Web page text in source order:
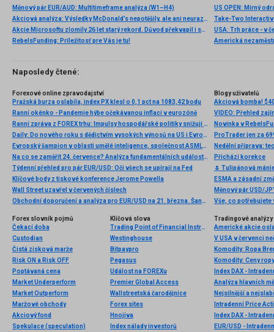
Měnový pár EUR/AUD: Multitimeframe analýza (W1–H4)
Akciová analýza: Výsledky McDonald’s nepotěšily, ale ani neurazily. Jakou vizi společnost prezentovala?
Akcie Microsoftu zlomily 26 let starý rekord. Důvod překvapil i samotné investory
RebelsFunding: Príležitosť pre Vás je tu!
US OPEN: Mírný
Americká
Naposledy čtené:
Forexové online zpravodajství
Pražská burza oslabila, index PX klesl o 0,1 pct na 1083,42 bodu
Ranní okénko - Pandemie hýbe očekávanou inflací v eurozóně
Ranní zpráva z FOREX trhu: Impulsy hospodářské politiky snižují nejistotu
Daily: Do nového roku s dědictvím vysokých výnosů na US i Evropských dluhopisech
Evropský šampion v oblasti umělé inteligence, společnost ASML, zaznamenává zvýšenou poptávku po svém zařízení na výrobu čipů
Na co se zaměřit 24. července? Analýza fundamentálních událostí pro začátečníky
Týdenní přehled pro pár EUR/USD: Oči všech se upírají na Fed
Klíčové body z tiskové konference Jerome Powella
Wall Street uzavřel v červených číslech
Obchodní doporučení a analýza pro EUR/USD na 21. března. Šance pro dolar?
Blogy uživatelů
Akciová bomba!
VIDEO: Přehled
Novinka v
ProTrader jen za
Nedělní příprava:
Přichází korekce
🌷 Tulipánová
ESMA a zásadní
Měnový pár USD/
Vše, co potřebujete
Forex slovník pojmů
Čekací doba
Custodian
Čistá zisková marže
Risk ON a Risk OFF
Poptávaná cena
Market Underperform
Market Outperform
Maržové obchody
Akciový fond
Spekulace (speculation)
Klíčová slova
Trading Point of Financial Instruments UK
Westinghouse
Bitpaypro
Pegasus
Událost na FOREXu
Premier Global Access
Wallstreetská čarodějnice
Forex sites
Hnojiva
Index nálady investorů
Tradingové analýzy
V USA v červenci
Komodity: Ropa
Index DAX -
Analýza hlavních
Nejsilnější a
Intradenní Price
Index DAX -
EUR/USD -